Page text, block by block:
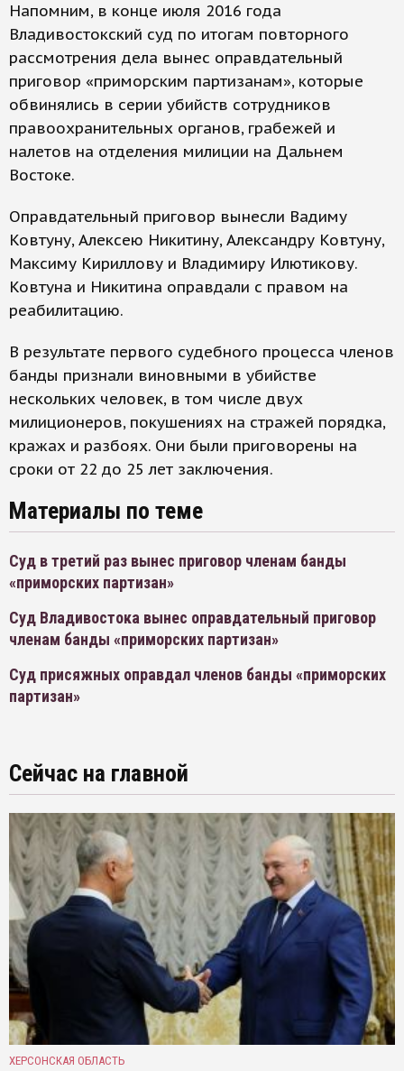
Напомним, в конце июля 2016 года
Владивостокский суд по итогам повторного
рассмотрения дела вынес оправдательный
приговор «приморским партизанам», которые
обвинялись в серии убийств сотрудников
правоохранительных органов, грабежей и
налетов на отделения милиции на Дальнем
Востоке.
Оправдательный приговор вынесли Вадиму
Ковтуну, Алексею Никитину, Александру Ковтуну,
Максиму Кириллову и Владимиру Илютикову.
Ковтуна и Никитина оправдали с правом на
реабилитацию.
В результате первого судебного процесса членов
банды признали виновными в убийстве
нескольких человек, в том числе двух
милиционеров, покушениях на стражей порядка,
кражах и разбоях. Они были приговорены на
сроки от 22 до 25 лет заключения.
Материалы по теме
Суд в третий раз вынес приговор членам банды
«приморских партизан»
Суд Владивостока вынес оправдательный приговор
членам банды «приморских партизан»
Суд присяжных оправдал членов банды «приморских
партизан»
Сейчас на главной
ХЕРСОНСКАЯ ОБЛАСТЬ